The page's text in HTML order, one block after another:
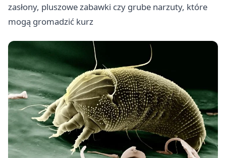
zasłony, pluszowe zabawki czy grube narzuty, które
mogą gromadzić kurz